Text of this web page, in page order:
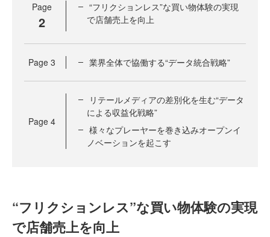
Page
2
“フリクションレス”な買い物体験の実現
で店舗売上を向上
Page 3 業界全体で協働する“データ統合戦略”
Page 4
リテールメディアの差別化を生む“データ
による収益化戦略”
様々なプレーヤーを巻き込みオープンイ
ノベーションを起こす
“フリクションレス”な買い物体験の実現
で店舗売上を向上